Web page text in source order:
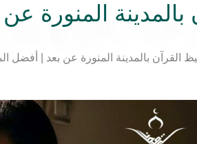
المنورة
القرآن بالمدينة المنورة عن بعد | أفضل